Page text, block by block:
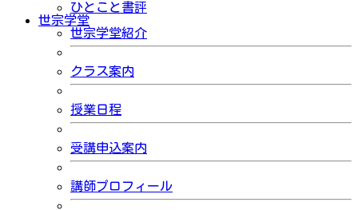
ひとこと書評
世宗学堂
世宗学堂紹介
クラス案内
授業日程
受講申込案内
講師プロフィール